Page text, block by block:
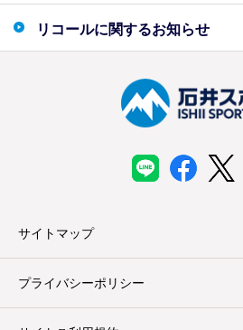
リコールに関するお知らせ
サイトマップ
プライバシーポリシー